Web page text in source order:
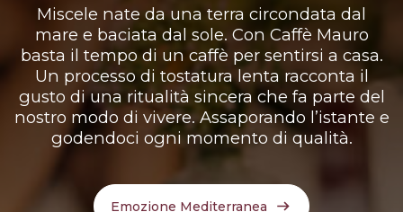
Miscele nate da una terra circondata dal
mare e baciata dal sole. Con Caffè Mauro
basta il tempo di un caffè per sentirsi a casa.
Un processo di tostatura lenta racconta il
gusto di una ritualità sincera che fa parte del
nostro modo di vivere. Assaporando l’istante e
godendoci ogni momento di qualità.
Emozione Mediterranea